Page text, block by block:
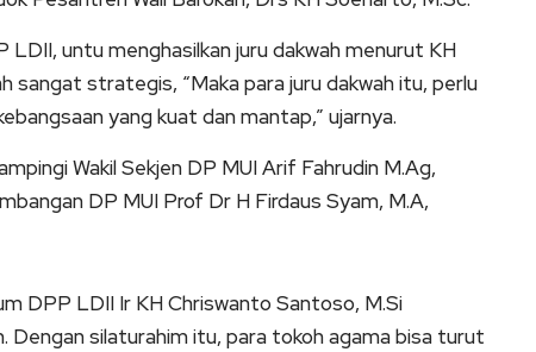
untu menghasilkan juru dakwah menurut KH
sangat strategis, “Maka para juru dakwah itu, perlu
yang kuat dan mantap,” ujarnya.
Wakil Sekjen DP MUI Arif Fahrudin M.Ag,
DP MUI Prof Dr H Firdaus Syam, M.A,
DPP LDII Ir KH Chriswanto Santoso, M.Si
Dengan silaturahim itu, para tokoh agama bisa turut